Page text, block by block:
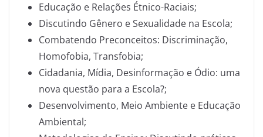
Educação e Relações Étnico-Raciais;
Discutindo Gênero e Sexualidade na Escola;
Combatendo Preconceitos: Discriminação,
Homofobia, Transfobia;
Cidadania, Mídia, Desinformação e Ódio: uma
nova questão para a Escola?;
Desenvolvimento, Meio Ambiente e Educação
Ambiental;